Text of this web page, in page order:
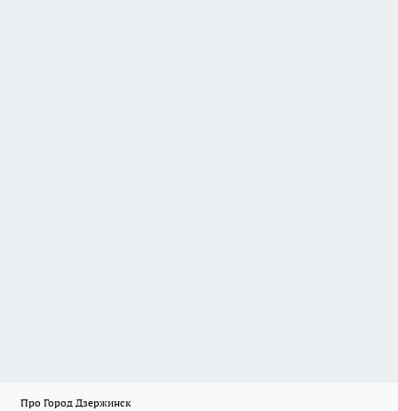
Про Город Дзержинск